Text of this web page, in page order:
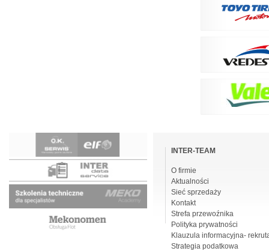
nawigacjeINTER-TEAM
O firmie
Aktualności
Sieć sprzedaży
Kontakt
Strefa przewoźnika
Polityka prywatności
Klauzula informacyjna-
Strategia podatkowa